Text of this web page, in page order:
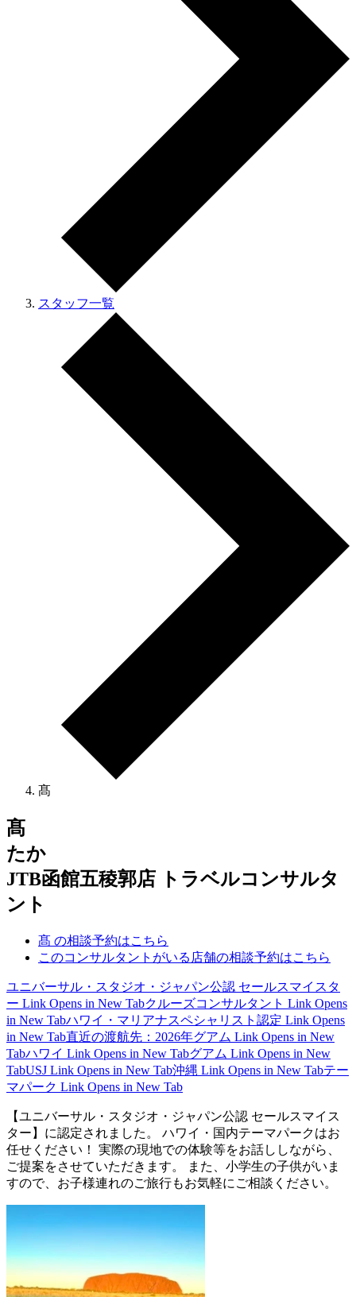
スタッフ一覧
髙
髙
たか
JTB函館五稜郭店 トラベルコンサルタ
ント
髙 の相談予約はこちら
このコンサルタントがいる店舗の相談予約はこちら
ユニバーサル・スタジオ・ジャパン公認 セールスマイスタ
ー Link Opens in New Tabクルーズコンサルタント Link Opens
in New Tabハワイ・マリアナスペシャリスト認定 Link Opens
in New Tab直近の渡航先：2026年グアム Link Opens in New
Tabハワイ Link Opens in New Tabグアム Link Opens in New
TabUSJ Link Opens in New Tab沖縄 Link Opens in New Tabテー
マパーク Link Opens in New Tab
【ユニバーサル・スタジオ・ジャパン公認 セールスマイス
ター】に認定されました。 ハワイ・国内テーマパークはお
任せください！ 実際の現地での体験等をお話ししながら、
ご提案をさせていただきます。 また、小学生の子供がいま
すので、お子様連れのご旅行もお気軽にご相談ください。